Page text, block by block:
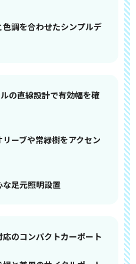
色調を合わせたシンプルデ
の直線設計で有効幅を確
ーブや常緑樹をアクセン
足元照明設置
のコンパクトカーポート